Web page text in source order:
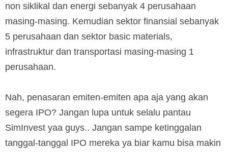
non siklikal dan energi sebanyak 4 perusahaan
masing-masing. Kemudian sektor finansial sebanyak
5 perusahaan dan sektor basic materials,
infrastruktur dan transportasi masing-masing 1
perusahaan.
Nah, penasaran emiten-emiten apa aja yang akan
segera IPO? Jangan lupa untuk selalu pantau
SimInvest yaa guys.. Jangan sampe ketinggalan
tanggal-tanggal IPO mereka ya biar kamu bisa makin